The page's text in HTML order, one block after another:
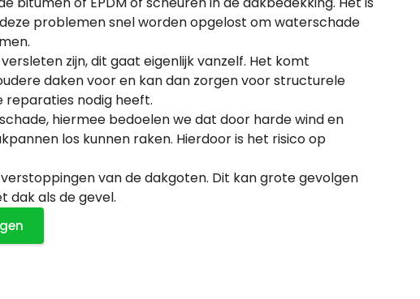
problemen snel worden opgelost om waterschade
zijn, dit gaat eigenlijk vanzelf. Het komt
daken voor en kan dan zorgen voor structurele
reparaties nodig heeft.
hiermee bedoelen we dat door harde wind en
los kunnen raken. Hierdoor is het risico op
van de dakgoten. Dit kan grote gevolgen
dak als de gevel.